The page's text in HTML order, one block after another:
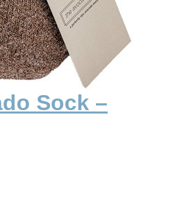
Sock –